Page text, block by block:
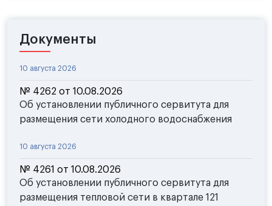
Документы
10 августа 2026
№ 4262 от 10.08.2026
Об установлении публичного сервитута для
размещения сети холодного водоснабжения
10 августа 2026
№ 4261 от 10.08.2026
Об установлении публичного сервитута для
размещения тепловой сети в квартале 121